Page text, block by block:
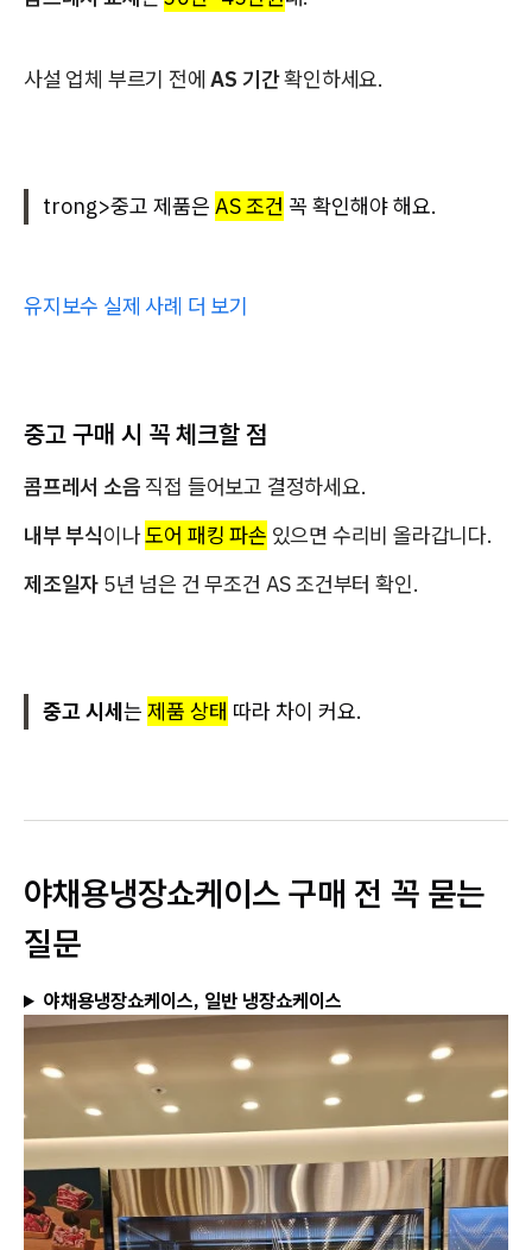
사설 업체 부르기 전에AS 기간확인하세요.
trong>중고 제품은 AS 조건 꼭 확인해야 해요.
유지보수 실제 사례 더 보기
중고 구매 시 꼭 체크할 점
콤프레서 소음 직접 들어보고 결정하세요.
내부 부식이나도어 패킹 파손 있으면 수리비 올라갑니다.
제조일자 5년 넘은 건 무조건 AS 조건부터 확인.
중고 시세는 제품 상태 따라 차이 커요.
야채용냉장쇼케이스 구매 전 꼭 묻는
질문
야채용냉장쇼케이스, 일반 냉장쇼케이스